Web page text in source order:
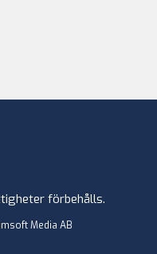
förbehålls.
Media AB